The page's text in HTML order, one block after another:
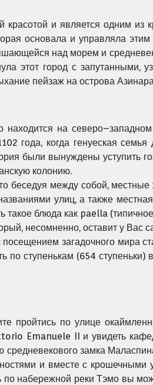
и является одним из
основала и управляла
над морем и
этот город с
пейзаж на острова
на
года, когда генуеская
были вынуждены уступить
колонию.
беседуя между собой,
улиц, а также
блюда как paella
несомненно, оставит у
загадочного мира
по ступенькам (654
пройтись по улице
Emanuele II и увидеть
замка
и вместе с крошечными
набережной реки Тэмо вы